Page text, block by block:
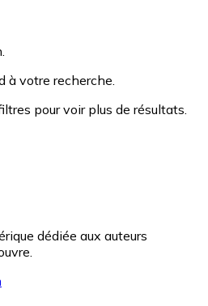
à votre recherche.
pour voir plus de résultats.
dédiée aux auteurs